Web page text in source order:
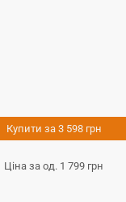
Купити за 3 598 грн
Ціна за од. 1 799 грн